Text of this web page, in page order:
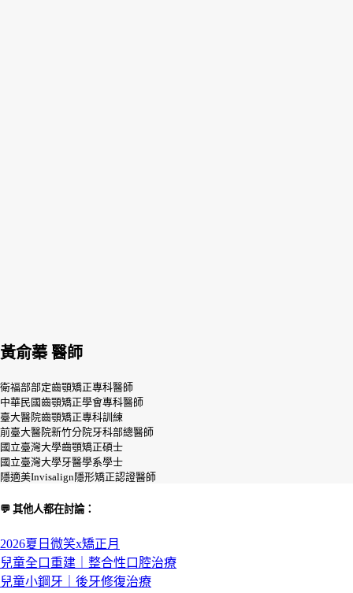
黃俞蓁 醫師
衛福部部定齒顎矯正專科醫師
中華民國齒顎矯正學會專科醫師
臺大醫院齒顎矯正專科訓練
前臺大醫院新竹分院牙科部總醫師
國立臺灣大學齒顎矯正碩士
國立臺灣大學牙醫學系學士
隱適美Invisalign隱形矯正認證醫師
💬 其他人都在討論：
2026夏日微笑x矯正月
兒童全口重建｜整合性口腔治療
兒童小鋼牙｜後牙修復治療